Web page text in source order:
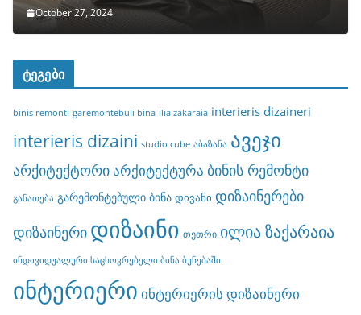
October 27, 2024
ტეგები
binis remonti garemontebuli bina ilia zakaraia interieris dizaineri
interieris dizaini studio cube აბაზანა ავეჯი
არქიტექტორიარქიტექტურა ბინის რემონტი
განათება გარემონტებული ბინა დივანი დიზაინერები
დიზაინერი დიზაინი თეთრი ილია ზაქარაია
ინდივიდუალური საცხოვრებელი ბინა ბუნებაში
ინტერიერი ინტერიერის დიზაინერი